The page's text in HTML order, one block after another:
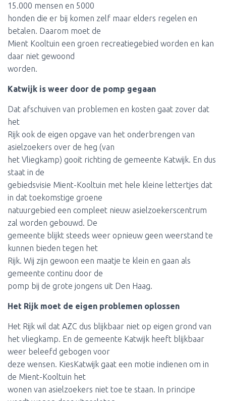
15.000 mensen en 5000
honden die er bij komen zelf maar elders regelen en
betalen. Daarom moet de
Mient Kooltuin een groen recreatiegebied worden en kan
daar niet gewoond
worden.
Katwijk is weer door de pomp gegaan
Dat afschuiven van problemen en kosten gaat zover dat
het
Rijk ook de eigen opgave van het onderbrengen van
asielzoekers over de heg (van
het Vliegkamp) gooit richting de gemeente Katwijk. En dus
staat in de
gebiedsvisie Mient-Kooltuin met hele kleine lettertjes dat
in dat toekomstige groene
natuurgebied een compleet nieuw asielzoekerscentrum
zal worden gebouwd. De
gemeente blijkt steeds weer opnieuw geen weerstand te
kunnen bieden tegen het
Rijk. Wij zijn gewoon een maatje te klein en gaan als
gemeente continu door de
pomp bij de grote jongens uit Den Haag.
Het Rijk moet de eigen problemen oplossen
Het Rijk wil dat AZC dus blijkbaar niet op eigen grond van
het vliegkamp. En de gemeente Katwijk heeft blijkbaar
weer beleefd gebogen voor
deze wensen. KiesKatwijk gaat een motie indienen om in
de Mient-Kooltuin het
wonen van asielzoekers niet toe te staan. In principe